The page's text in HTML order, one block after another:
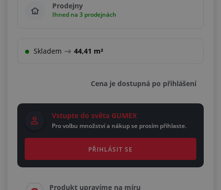
Prodejny
Ihned na 3 prodejnách
Skladem 44,41 m²
Cena je dostupná po přihlášení
Vstupte do světa GUMEX
Pro volbu množství a nákup se prosím přihlaste.
PŘIHLÁSIT SE
Produkt upravíme na míru